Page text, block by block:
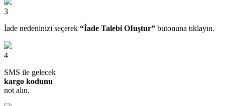
3
İade nedeninizi seçerek “İade Talebi OIuştur” butonuna tıklayın.
4
SMS ile gelecek
kargo kodunu
not alın.